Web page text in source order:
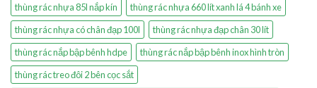
thùng rác nhựa 85l nắp kín
thùng rác nhựa 660 lít xanh lá 4 bánh xe
thùng rác nhựa có chân đạp 100l
thùng rác nhựa đạp chân 30 lít
thùng rác nắp bập bênh hdpe
thùng rác nắp bập bênh inox hình tròn
thùng rác treo đôi 2 bên cọc sắt